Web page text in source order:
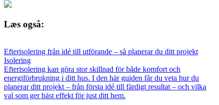
Læs også:
Efterisolering från idé till utförande – så planerar du ditt projekt
Isolering
Efterisolering kan göra stor skillnad för både komfort och
energiförbrukning i ditt hus. I den här guiden får du veta hur du
planerar ditt projekt – från första idé till färdigt resultat – och vilka
val som ger bäst effekt för just ditt hem.